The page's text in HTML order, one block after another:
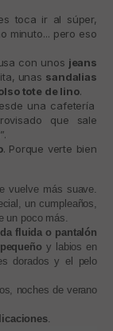
toca ir al súper,
minuto... pero eso
con unos jeans
unas sandalias
tote de lino.
una cafetería
que sale
. Porque verte bien
vuelve más suave.
un cumpleaños,
un poco más.
fluida o pantalón
y labios en
dorados y el pelo
noches de verano
.